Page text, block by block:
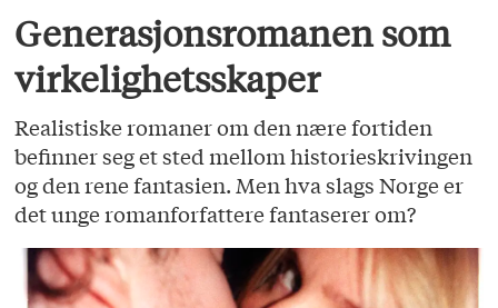
Generasjonsromanen som
virkelighetsskaper
Realistiske romaner om den nære fortiden
befinner seg et sted mellom historieskrivingen
og den rene fantasien. Men hva slags Norge er
det unge romanforfattere fantaserer om?